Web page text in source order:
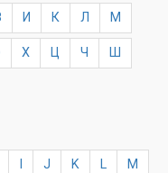
И К Л М
Х Ц Ч Ш
J K L M